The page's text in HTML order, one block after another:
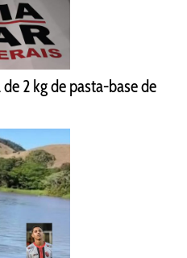
2 kg de pasta-base de